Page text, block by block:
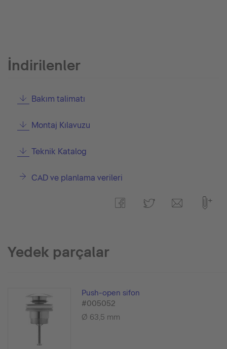
İndirilenler
Bakım talimatı
Montaj Kılavuzu
Teknik Katalog
CAD ve planlama verileri
Yedek parçalar
Push-open sifon
#005052
Ø 63,5 mm